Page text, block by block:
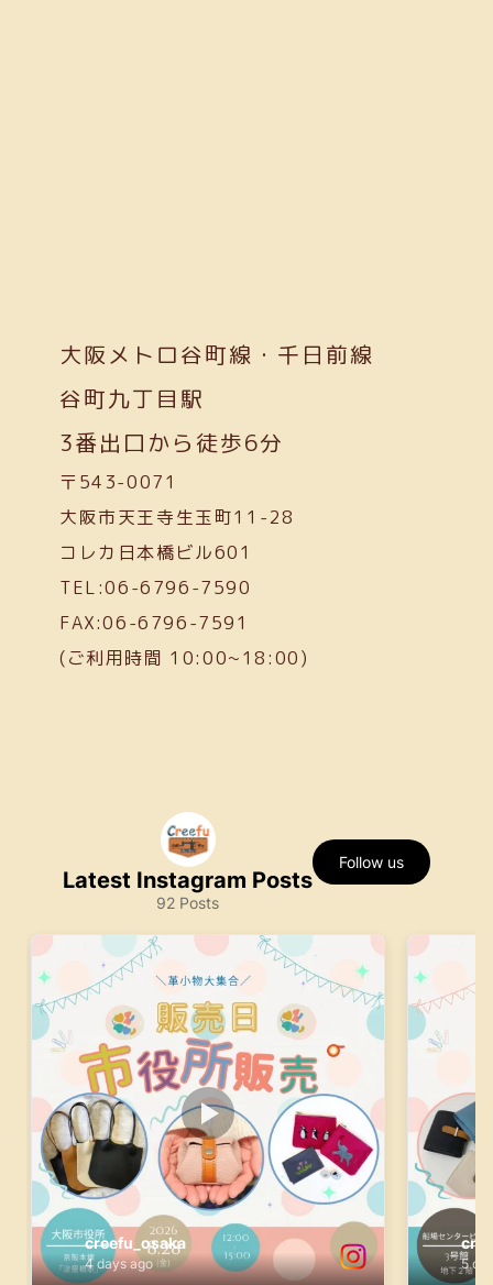
大阪メトロ谷町線・千日前線
谷町九丁目駅
3番出口から徒歩6分
〒543-0071
大阪市天王寺生玉町11-28
コレカ日本橋ビル601
TEL:06-6796-7590
FAX:06-6796-7591
(ご利用時間 10:00~18:00)